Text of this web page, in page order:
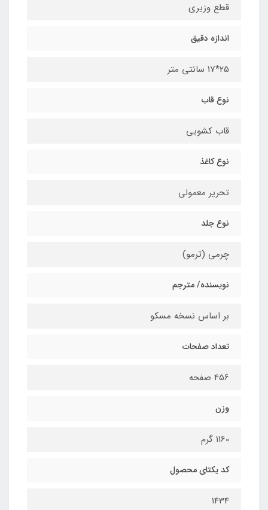
قطع وزیری
اندازه دقیق
25*17 سانتی متر
نوع قاب
قاب کشویی
نوع کاغذ
تحریر معمولی
نوع جلد
چرمی (ترمو)
نویسنده/ مترجم
بر اساس نسخه مسکو
تعداد صفحات
456 صفحه
وزن
1160 گرم
کد یکتای محصول
1434